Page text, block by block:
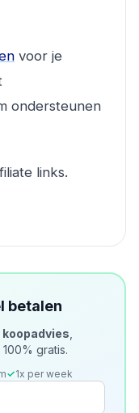
voor je
ondersteunen
links.
betalen
gratis.
✓1x per week